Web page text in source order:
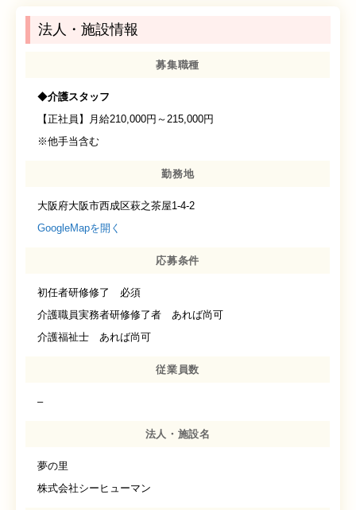
法人・施設情報
募集職種
◆介護スタッフ
【正社員】月給210,000円～215,000円
※他手当含む
勤務地
大阪府大阪市西成区萩之茶屋1-4-2
GoogleMapを開く
応募条件
初任者研修修了 必須
介護職員実務者研修修了者 あれば尚可
介護福祉士 あれば尚可
従業員数
–
法人・施設名
夢の里
株式会社シーヒューマン